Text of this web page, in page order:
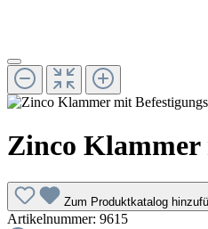
Zinco Klammer
Zum Produktkatalog
Artikelnummer: 9615